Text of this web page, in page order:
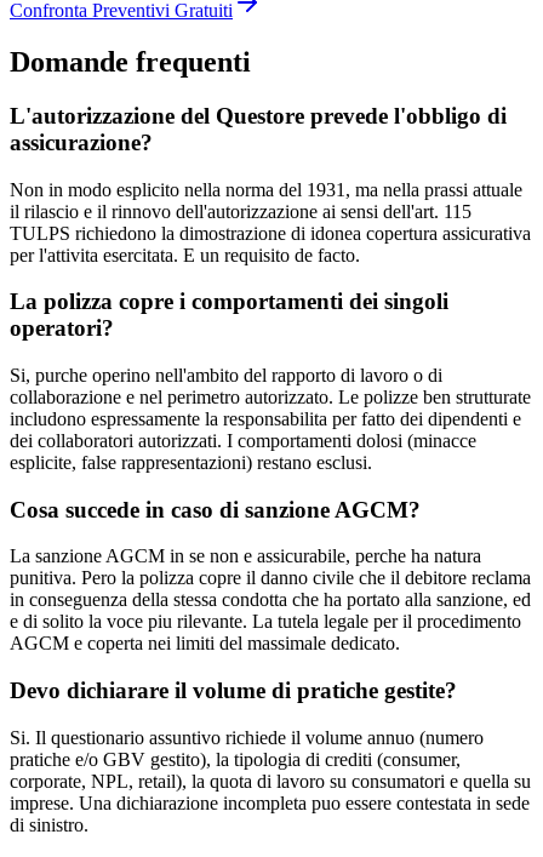
Confronta Preventivi Gratuiti
Domande frequenti
L'autorizzazione del Questore prevede l'obbligo di
assicurazione?
Non in modo esplicito nella norma del 1931, ma nella prassi attuale
il rilascio e il rinnovo dell'autorizzazione ai sensi dell'art. 115
TULPS richiedono la dimostrazione di idonea copertura assicurativa
per l'attivita esercitata. E un requisito de facto.
La polizza copre i comportamenti dei singoli
operatori?
Si, purche operino nell'ambito del rapporto di lavoro o di
collaborazione e nel perimetro autorizzato. Le polizze ben strutturate
includono espressamente la responsabilita per fatto dei dipendenti e
dei collaboratori autorizzati. I comportamenti dolosi (minacce
esplicite, false rappresentazioni) restano esclusi.
Cosa succede in caso di sanzione AGCM?
La sanzione AGCM in se non e assicurabile, perche ha natura
punitiva. Pero la polizza copre il danno civile che il debitore reclama
in conseguenza della stessa condotta che ha portato alla sanzione, ed
e di solito la voce piu rilevante. La tutela legale per il procedimento
AGCM e coperta nei limiti del massimale dedicato.
Devo dichiarare il volume di pratiche gestite?
Si. Il questionario assuntivo richiede il volume annuo (numero
pratiche e/o GBV gestito), la tipologia di crediti (consumer,
corporate, NPL, retail), la quota di lavoro su consumatori e quella su
imprese. Una dichiarazione incompleta puo essere contestata in sede
di sinistro.